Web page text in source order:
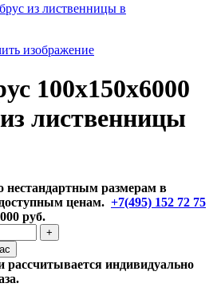
изображение
100x150x6000
лиственницы
размерам в
ценам. +7(495) 152 72 75
руб.
рассчитывается индивидуально